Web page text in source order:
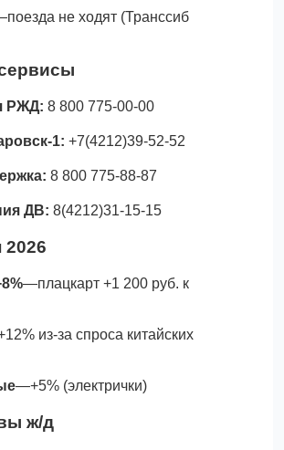
не ходят (Транссиб
РЖД: 8 800 775-00-00
1: +7(4212)39-52-52
8 800 775-88-87
ДВ: 8(4212)31-15-15
2026
—плацкарт +1 200 руб. к
из-за спроса китайских
—+5% (электрички)
ж/д